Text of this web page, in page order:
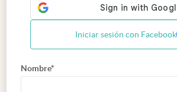
Iniciar sesión con Facebook
Nombre*